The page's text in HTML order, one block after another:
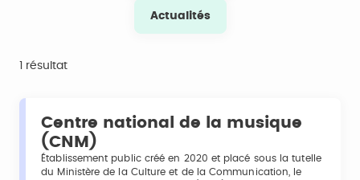
Actualités
1 résultat
Centre national de la musique
(CNM)
Établissement public créé en 2020 et placé sous la tutelle
du Ministère de la Culture et de la Communication, le